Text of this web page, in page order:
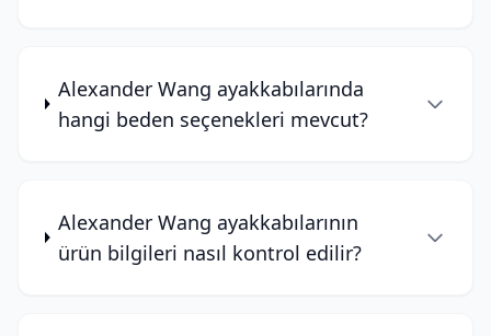
Alexander Wang ayakkabılarında
hangi beden seçenekleri mevcut?
Alexander Wang ayakkabılarının
ürün bilgileri nasıl kontrol edilir?